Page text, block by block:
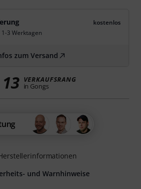
kostenlos
3 Werktagen
zum Versand
13 VERKAUFSRANG
in Gongs
und Warnhinweise